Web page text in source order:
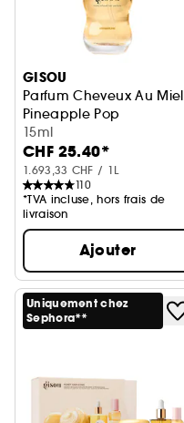
GISOU
Parfum Cheveux Au Miel
Pineapple Pop
15ml
CHF 25.40*
1.693,33 CHF / 1L
110
*TVA incluse, hors frais de
livraison
Ajouter
Uniquement chez
Sephora**